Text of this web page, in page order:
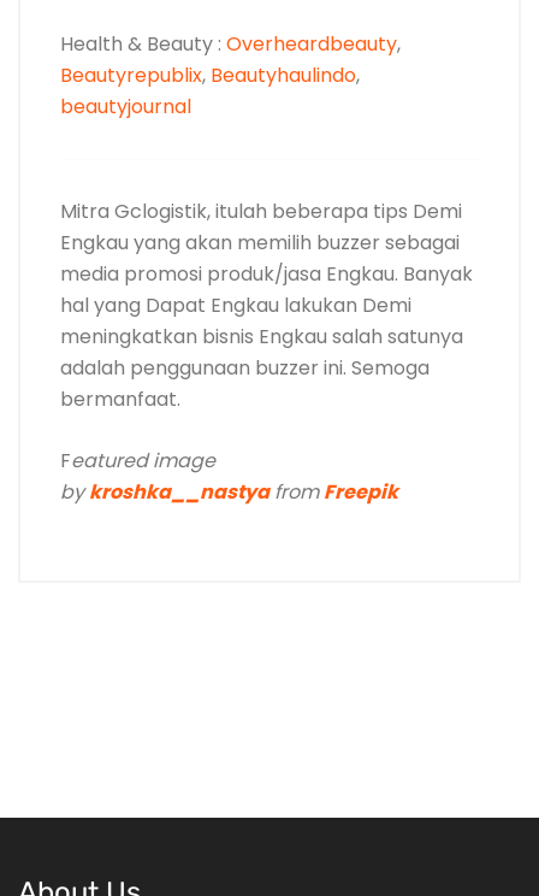
Health & Beauty : Overheardbeauty,
Beautyrepublix, Beautyhaulindo,
beautyjournal
Mitra Gclogistik, itulah beberapa tips Demi
Engkau yang akan memilih buzzer sebagai
media promosi produk/jasa Engkau. Banyak
hal yang Dapat Engkau lakukan Demi
meningkatkan bisnis Engkau salah satunya
adalah penggunaan buzzer ini. Semoga
bermanfaat.
Featured image
bykroshka__nastya fromFreepik